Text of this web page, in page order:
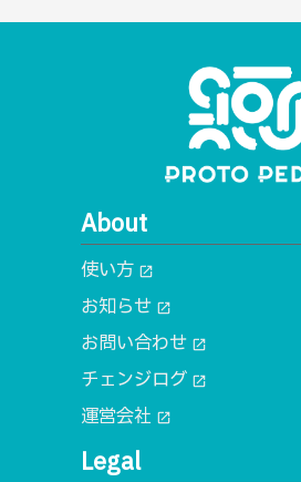
About
使い方 open_in_new
お知らせ open_in_new
お問い合わせ open_in_new
チェンジログ open_in_new
運営会社 open_in_new
Legal